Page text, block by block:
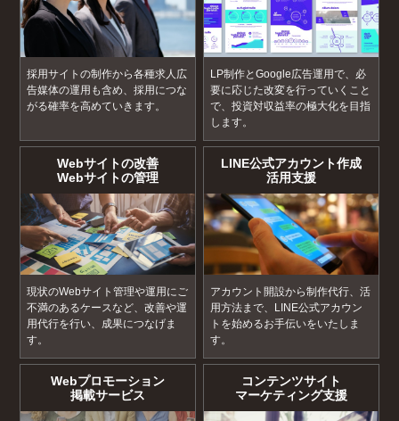
採用サイトの制作から各種求人広
告媒体の運用も含め、採用につな
がる確率を高めていきます。
LP制作とGoogle広告運用で、必
要に応じた改変を行っていくこと
で、投資対収益率の極大化を目指
します。
Webサイトの改善
Webサイトの管理
現状のWebサイト管理や運用にご
不満のあるケースなど、改善や運
用代行を行い、成果につなげま
す。
LINE公式アカウント作成
活用支援
アカウント開設から制作代行、活
用方法まで、LINE公式アカウン
トを始めるお手伝いをいたしま
す。
Webプロモーション
掲載サービス
コンテンツサイト
マーケティング支援